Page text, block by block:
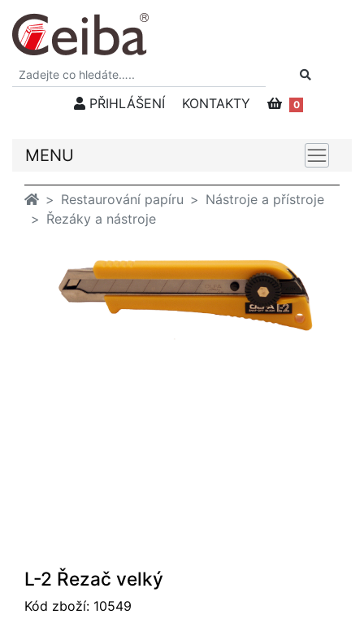
PŘIHLÁŠENÍ KONTAKTY 0
MENU
Restaurování papíru
Nástroje a přístroje
Řezáky a nástroje
L-2 Řezač velký
Kód zboží: 10549